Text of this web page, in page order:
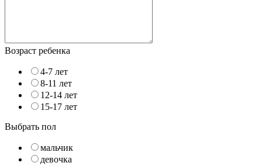
Возраст ребенка
4-7 лет
8-11 лет
12-14 лет
15-17 лет
Выбрать пол
мальчик
девочка